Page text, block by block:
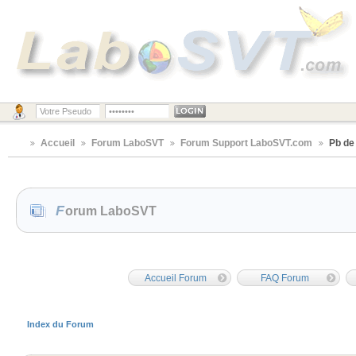
Accueil Forum LaboSVT Forum Support LaboSVT.com Pb
Forum LaboSVT
Accueil Forum FAQ Forum
Index du Forum